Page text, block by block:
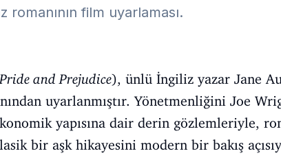
film uyarlaması.
Pride and Prejudice), ünlü İngiliz yazar Jane
uyarlanmıştır. Yönetmenliğini Joe
yapısına dair derin gözlemleriyle,
bir aşk hikayesini modern bir bakış